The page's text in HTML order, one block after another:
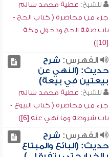
للشيخ: عطية محمد سالم
جزء من محاضرة ( كتاب الحج -
باب صفة الحج ودخول مكة
[10])
الفهرس: شرح
حديث: (النهي عن
بيعتين في بيعة)
للشيخ: عطية محمد سالم
جزء من محاضرة ( كتاب البيوع -
باب شروطه وما نهي عنه [6])
الفهرس: شرح
حديث: (البائع والمبتاع